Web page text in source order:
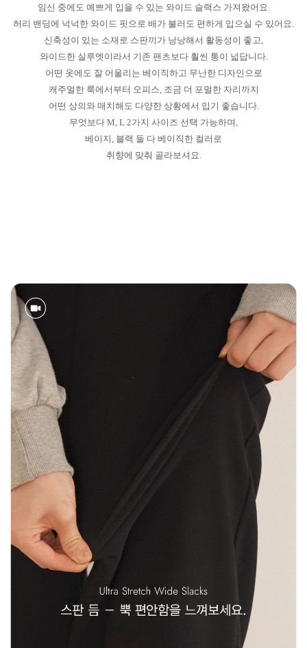
임신 중에도 예쁘게 입을 수 있는 와이드 슬랙스 가져왔어요.
허리 밴딩에 넉넉한 와이드 핏으로 배가 불러도 편하게 입으실 수 있어요.
신축성이 있는 소재로 스판끼가 낭낭해서 활동성이 좋고,
와이드한 실루엣이라서 기존 팬츠보다 훨씬 통이 넓답니다.
어떤 옷에도 잘 어울리는 베이직하고 무난한 디자인으로
캐주얼한 룩에서부터 오피스, 조금 더 포멀한 자리까지
어떤 상의와 매치해도 다양한 상황에서 입기 좋습니다.
무엇보다 M, L 2가지 사이즈 선택 가능하며,
베이지, 블랙 둘 다 베이직한 컬러로
취향에 맞춰 골라보셔요.